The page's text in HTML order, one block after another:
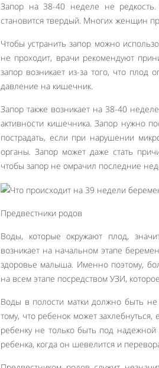
Запор на 38-40 неделе не
становится твердый. Многих женщин
Чтобы устранить запор можно
не проходит, врачи рекомендуют
запор возникает из-за того, что плод
давление на кишечник.
Запор также возникает на 38-40
активности кишечника. Запор нужно
пострадать, если при нарушении
органы. Запор может даже стать
чтобы запор не омрачил последние
Предвестники родов
Воды, которые окружают плод,
возникает на начальном этапе
здоровье малыша. Именно поэтому,
на всем этапе посредством УЗИ,
Воды в полости матки должно быть не
тому, что ребенок может
ребенку не только быть под
ребенка, когда он шевелится и